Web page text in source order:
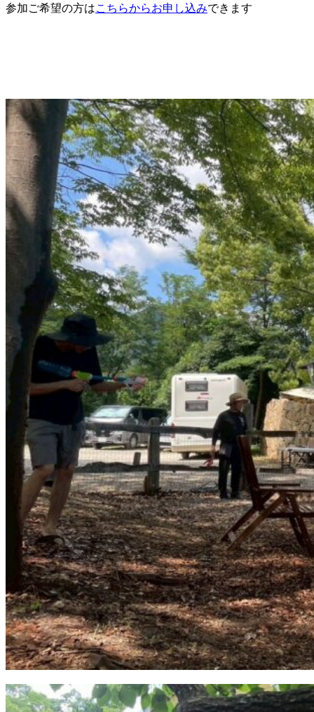
参加ご希望の方はこちらからお申し込みできます